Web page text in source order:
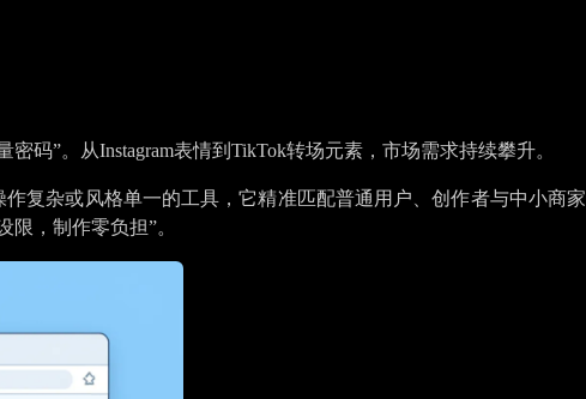
码”。从Instagram表情到TikTok转场元素，市场需求持续攀升。
复杂或风格单一的工具，它精准匹配普通用户、创作者与中小商家
，制作零负担”。